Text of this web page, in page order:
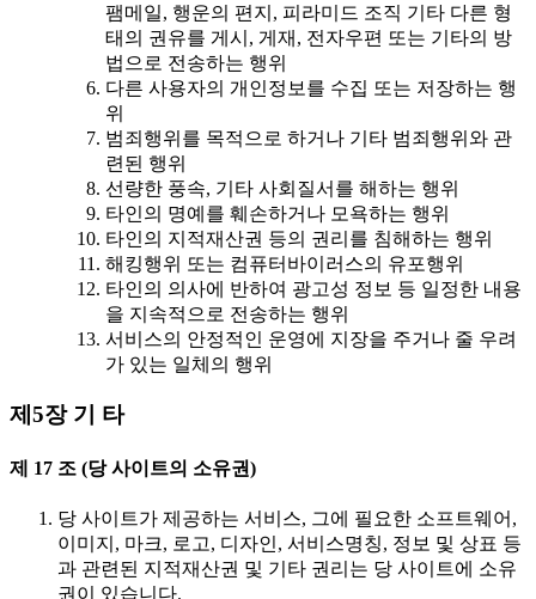
팸메일, 행운의 편지, 피라미드 조직 기타 다른 형
태의 권유를 게시, 게재, 전자우편 또는 기타의 방
법으로 전송하는 행위
다른 사용자의 개인정보를 수집 또는 저장하는 행
위
범죄행위를 목적으로 하거나 기타 범죄행위와 관
련된 행위
선량한 풍속, 기타 사회질서를 해하는 행위
타인의 명예를 훼손하거나 모욕하는 행위
타인의 지적재산권 등의 권리를 침해하는 행위
해킹행위 또는 컴퓨터바이러스의 유포행위
타인의 의사에 반하여 광고성 정보 등 일정한 내용
을 지속적으로 전송하는 행위
서비스의 안정적인 운영에 지장을 주거나 줄 우려
가 있는 일체의 행위
제5장 기 타
제 17 조 (당 사이트의 소유권)
당 사이트가 제공하는 서비스, 그에 필요한 소프트웨어,
이미지, 마크, 로고, 디자인, 서비스명칭, 정보 및 상표 등
과 관련된 지적재산권 및 기타 권리는 당 사이트에 소유
권이 있습니다.